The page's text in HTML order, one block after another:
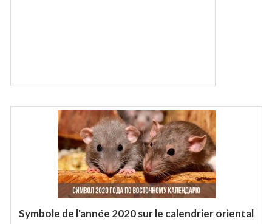
Symbole de l'année 2020 sur le calendrier oriental